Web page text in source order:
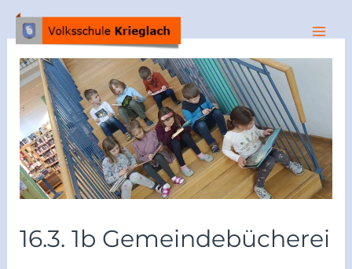
Zum
Inhalt
springen
Main
16.3. 1b Gemeindebücherei